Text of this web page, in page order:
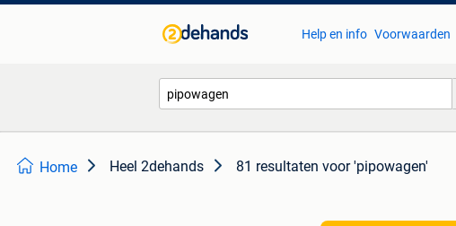
Help en info Voorwaarden
Home Heel 2dehands 81 resultaten voor 'pipowagen'